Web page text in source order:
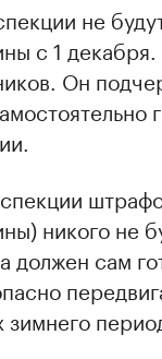
не
с 1
Он
никого не
должен сам